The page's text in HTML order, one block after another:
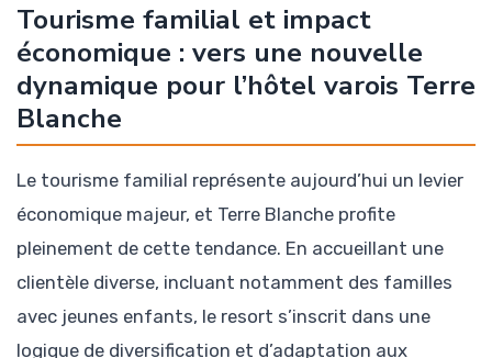
Tourisme familial et impact
économique : vers une nouvelle
dynamique pour l’hôtel varois Terre
Blanche
Le tourisme familial représente aujourd’hui un levier
économique majeur, et Terre Blanche profite
pleinement de cette tendance. En accueillant une
clientèle diverse, incluant notamment des familles
avec jeunes enfants, le resort s’inscrit dans une
logique de diversification et d’adaptation aux